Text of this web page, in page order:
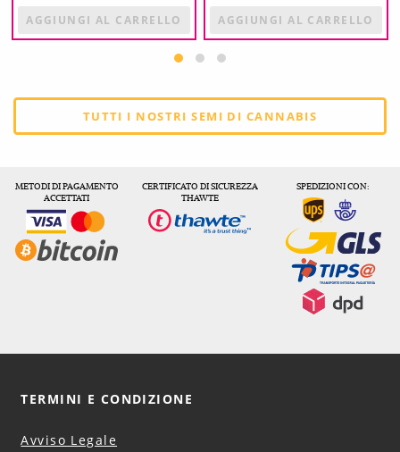
AGGIUNGI AL CARRELLO
AGGIUNGI AL CARRELLO
TUTTI I NOSTRI SEMI DI CANNABIS
METODI DI PAGAMENTO
ACCETTATI
CERTIFICATO DI SICUREZZA
THAWTE
SPEDIZIONI CON:
TERMINI E CONDIZIONE
Avviso Legale